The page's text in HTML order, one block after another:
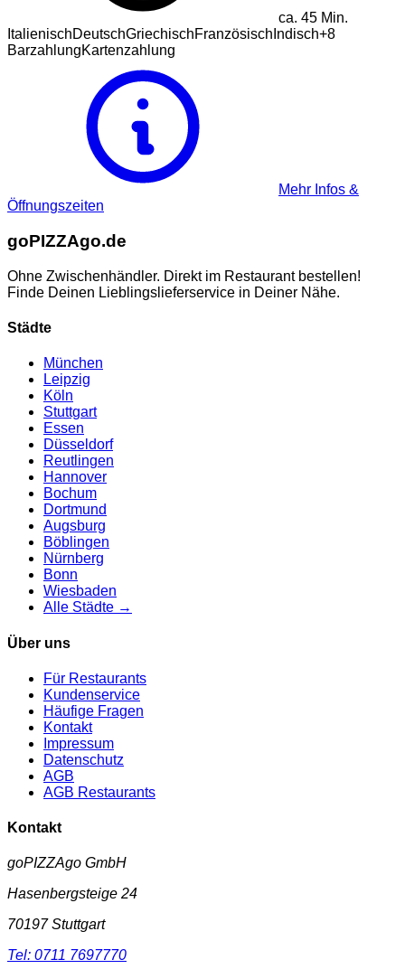
ca. 45 Min.
ItalienischDeutschGriechischFranzösisch Indisch+8
BarzahlungKartenzahlung
Mehr Infos &
Öffnungszeiten
goPIZZAgo.de
Ohne Zwischenhändler. Direkt im Restaurant bestellen!
Finde Deinen Lieblingslieferservice in Deiner Nähe.
Städte
München
Leipzig
Köln
Stuttgart
Essen
Düsseldorf
Reutlingen
Hannover
Bochum
Dortmund
Augsburg
Böblingen
Nürnberg
Bonn
Wiesbaden
Alle Städte →
Über uns
Für Restaurants
Kundenservice
Häufige Fragen
Kontakt
Impressum
Datenschutz
AGB
AGB Restaurants
Kontakt
goPIZZAgo GmbH
Hasenbergsteige 24
70197 Stuttgart
Tel: 0711 7697770